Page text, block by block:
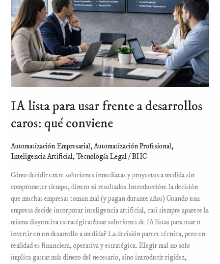
IA lista para usar frente a desarrollos
caros: qué conviene
Automatización Empresarial,Automatización Profesional,
Inteligencia Artificial,Tecnología Legal/BHC
Cómo decidir entre soluciones inmediatas y proyectos a medida sin
comprometer tiempo, dinero ni resultados Introducción: la decisión
que muchas empresas toman mal (y pagan durante años) Cuando una
empresa decide incorporar inteligencia artificial, casi siempre aparece la
misma disyuntiva estratégica:¿usar soluciones de IA listas para usar o
invertir en un desarrollo a medida? La decisión parece técnica, pero en
realidad es financiera, operativa y estratégica. Elegir mal no solo
implica gastar más dinero del necesario, sino introducir rigidez,
frente
a
desarrollos
caros:
qué
conviene